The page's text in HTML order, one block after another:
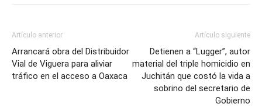
Artículo anterior
Arrancará obra del Distribuidor
Vial de Viguera para aliviar
tráfico en el acceso a Oaxaca
Artículo siguiente
Detienen a “Lugger”, autor
material del triple homicidio en
Juchitán que costó la vida a
sobrino del secretario de
Gobierno